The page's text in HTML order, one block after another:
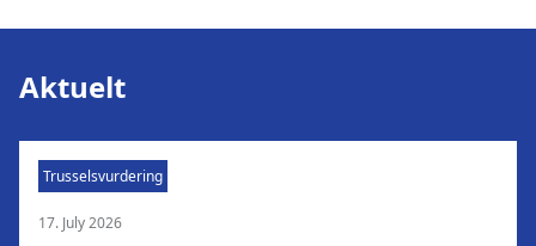
Aktuelt
Trusselsvurdering
17. July 2026